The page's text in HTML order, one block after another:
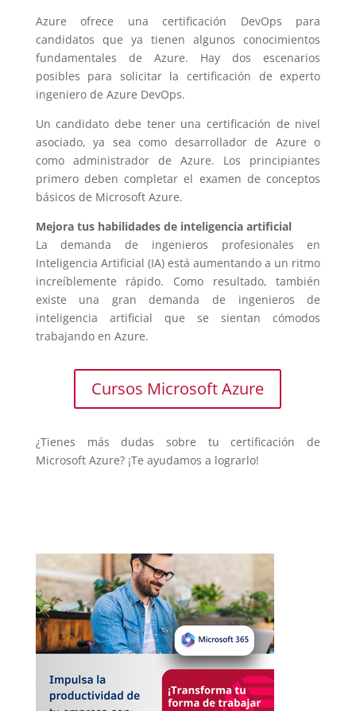
Azure ofrece una certificación DevOps para
candidatos que ya tienen algunos conocimientos
fundamentales de Azure. Hay dos escenarios
posibles para solicitar la certificación de experto
ingeniero de Azure DevOps.
Un candidato debe tener una certificación de nivel
asociado, ya sea como desarrollador de Azure o
como administrador de Azure. Los principiantes
primero deben completar el examen de conceptos
básicos de Microsoft Azure.
Mejora tus habilidades de inteligencia artificial
La demanda de ingenieros profesionales en
Inteligencia Artificial (IA) está aumentando a un ritmo
increíblemente rápido. Como resultado, también
existe una gran demanda de ingenieros de
inteligencia artificial que se sientan cómodos
trabajando en Azure.
Cursos Microsoft Azure
¿Tienes más dudas sobre tu certificación de
Microsoft Azure? ¡Te ayudamos a lograrlo!